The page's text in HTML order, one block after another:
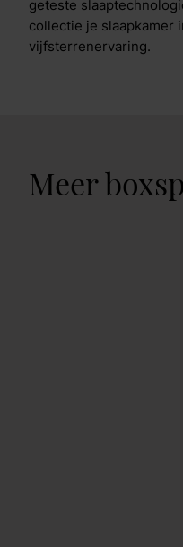
geteste
collectie je slaapkamer
vijfsterrenervaring.
Meer